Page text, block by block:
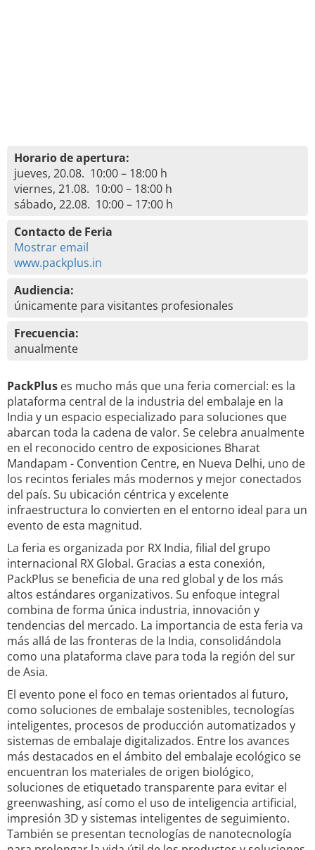
Horario de apertura:
jueves, 20.08. 10:00 – 18:00 h
viernes, 21.08. 10:00 – 18:00 h
sábado, 22.08. 10:00 – 17:00 h
Contacto de Feria
Mostrar email
www.packplus.in
Audiencia:
únicamente para visitantes profesionales
Frecuencia:
anualmente
PackPlus es mucho más que una feria comercial: es la
plataforma central de la industria del embalaje en la
India y un espacio especializado para soluciones que
abarcan toda la cadena de valor. Se celebra anualmente
en el reconocido centro de exposiciones Bharat
Mandapam - Convention Centre, en Nueva Delhi, uno de
los recintos feriales más modernos y mejor conectados
del país. Su ubicación céntrica y excelente
infraestructura lo convierten en el entorno ideal para un
evento de esta magnitud.
La feria es organizada por RX India, filial del grupo
internacional RX Global. Gracias a esta conexión,
PackPlus se beneficia de una red global y de los más
altos estándares organizativos. Su enfoque integral
combina de forma única industria, innovación y
tendencias del mercado. La importancia de esta feria va
más allá de las fronteras de la India, consolidándola
como una plataforma clave para toda la región del sur
de Asia.
El evento pone el foco en temas orientados al futuro,
como soluciones de embalaje sostenibles, tecnologías
inteligentes, procesos de producción automatizados y
sistemas de embalaje digitalizados. Entre los avances
más destacados en el ámbito del embalaje ecológico se
encuentran los materiales de origen biológico,
soluciones de etiquetado transparente para evitar el
greenwashing, así como el uso de inteligencia artificial,
impresión 3D y sistemas inteligentes de seguimiento.
También se presentan tecnologías de nanotecnología